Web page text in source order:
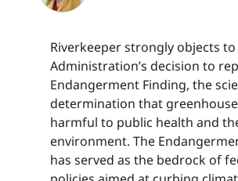
Riverkeeper strongly objects
Administration’s decision to
Endangerment Finding, the
determination that
harmful to public health and
environment. The
has served as the bedrock of